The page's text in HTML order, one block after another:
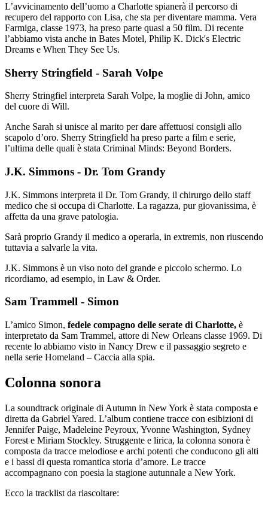
L’avvicinamento dell’uomo a Charlotte spianerà il percorso di
recupero del rapporto con Lisa, che sta per diventare mamma. Vera
Farmiga, classe 1973, ha preso parte quasi a 50 film. Di recente
l’abbiamo vista anche in Bates Motel, Philip K. Dick's Electric
Dreams e When They See Us.
Sherry Stringfield - Sarah Volpe
Sherry Stringfiel interpreta Sarah Volpe, la moglie di John, amico
del cuore di Will.
Anche Sarah si unisce al marito per dare affettuosi consigli allo
scapolo d’oro. Sherry Stringfield ha preso parte a film e serie,
l’ultima delle quali è stata Criminal Minds: Beyond Borders.
J.K. Simmons - Dr. Tom Grandy
J.K. Simmons interpreta il Dr. Tom Grandy, il chirurgo dello staff
medico che si occupa di Charlotte. La ragazza, pur giovanissima, è
affetta da una grave patologia.
Sarà proprio Grandy il medico a operarla, in extremis, non riuscendo
tuttavia a salvarle la vita.
J.K. Simmons è un viso noto del grande e piccolo schermo. Lo
ricordiamo, ad esempio, in Law & Order.
Sam Trammell - Simon
L’amico Simon, fedele compagno delle serate di Charlotte, è
interpretato da Sam Trammel, attore di New Orleans classe 1969. Di
recente lo abbiamo visto in Nancy Drew e il passaggio segreto e
nella serie Homeland – Caccia alla spia.
Colonna sonora
La soundtrack originale di Autumn in New York è stata composta e
diretta da Gabriel Yared. L’album contiene tracce con esibizioni di
Jennifer Paige, Madeleine Peyroux, Yvonne Washington, Sydney
Forest e Miriam Stockley. Struggente e lirica, la colonna sonora è
composta da tracce melodiose e archi potenti che conducono gli alti
e i bassi di questa romantica storia d’amore. Le tracce
accompagnano con poesia la stagione autunnale a New York.
Ecco la tracklist da riascoltare: